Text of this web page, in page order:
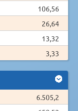
106,56
26,64
13,32
3,33
6.505,2